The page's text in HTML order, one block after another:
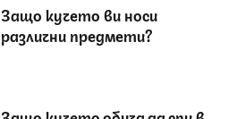
Защо кучето ви носи
различни предмети?